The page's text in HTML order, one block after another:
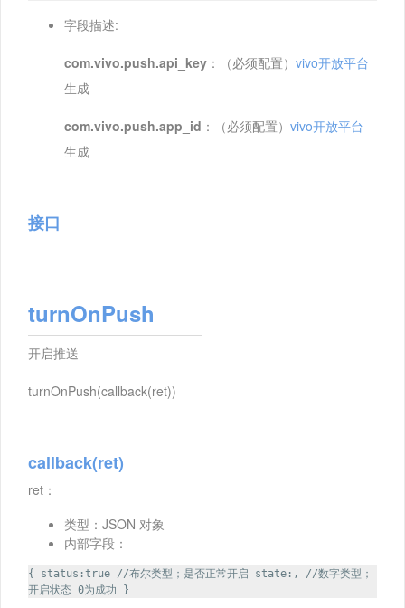
字段描述:
com.vivo.push.api_key ：（必须配置） vivo开放平台
生成
com.vivo.push.app_id ：（必须配置） vivo开放平台
生成
接口
turnOnPush
开启推送
turnOnPush(callback(ret))
callback(ret)
ret：
类型：JSON 对象
内部字段：
{ status:true //布尔类型；是否正常开启 state:, //数字类型；
开启状态 0为成功 }